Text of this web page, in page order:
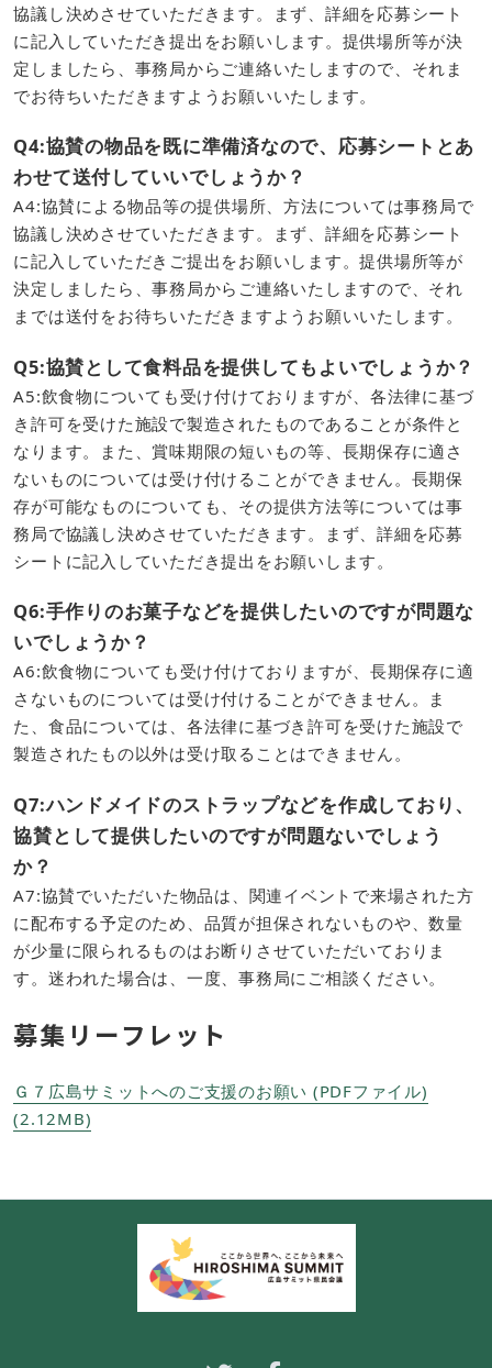
協議し決めさせていただきます。まず、詳細を応募シート
に記入していただき提出をお願いします。提供場所等が決
定しましたら、事務局からご連絡いたしますので、それま
でお待ちいただきますようお願いいたします。
Q4:協賛の物品を既に準備済なので、応募シートとあ
わせて送付していいでしょうか？
A4:協賛による物品等の提供場所、方法については事務局で
協議し決めさせていただきます。まず、詳細を応募シート
に記入していただきご提出をお願いします。提供場所等が
決定しましたら、事務局からご連絡いたしますので、それ
までは送付をお待ちいただきますようお願いいたします。
Q5:協賛として食料品を提供してもよいでしょうか？
A5:飲食物についても受け付けておりますが、各法律に基づ
き許可を受けた施設で製造されたものであることが条件と
なります。また、賞味期限の短いもの等、長期保存に適さ
ないものについては受け付けることができません。長期保
存が可能なものについても、その提供方法等については事
務局で協議し決めさせていただきます。まず、詳細を応募
シートに記入していただき提出をお願いします。
Q6:手作りのお菓子などを提供したいのですが問題な
いでしょうか？
A6:飲食物についても受け付けておりますが、長期保存に適
さないものについては受け付けることができません。ま
た、食品については、各法律に基づき許可を受けた施設で
製造されたもの以外は受け取ることはできません。
Q7:ハンドメイドのストラップなどを作成しており、
協賛として提供したいのですが問題ないでしょう
か？
A7:協賛でいただいた物品は、関連イベントで来場された方
に配布する予定のため、品質が担保されないものや、数量
が少量に限られるものはお断りさせていただいておりま
す。迷われた場合は、一度、事務局にご相談ください。
募集リーフレット
Ｇ７広島サミットへのご支援のお願い (PDFファイル)
(2.12MB)